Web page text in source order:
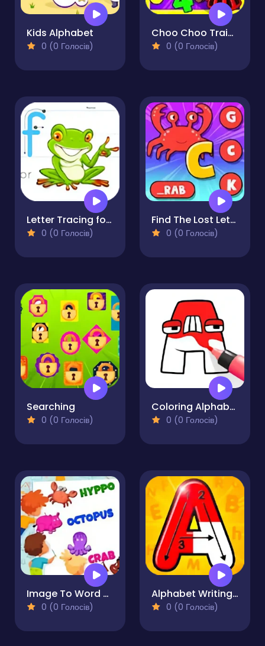
Kids Alphabet
0 (0 Голосів)
Choo Choo Train for Kids
0 (0 Голосів)
Letter Tracing for Kids
0 (0 Голосів)
Find The Lost Letter
0 (0 Голосів)
Searching
0 (0 Голосів)
Coloring Alphabet Lore
0 (0 Голосів)
Image To Word Match
0 (0 Голосів)
Alphabet Writing for Kids
0 (0 Голосів)